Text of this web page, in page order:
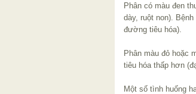
Phân có màu đen
dày, ruột non).
đường tiêu hóa).
Phân màu đỏ hoặc
tiêu hóa thấp hơn
Một số tình huống